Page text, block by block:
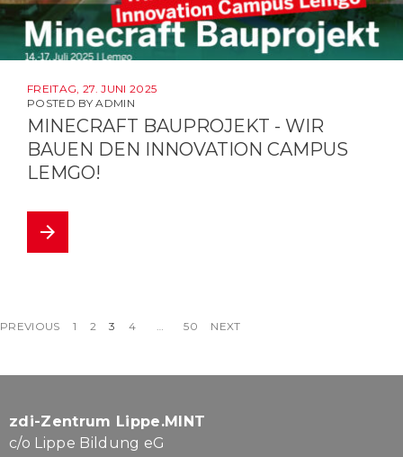
FREITAG, 27. JUNI 2025
POSTED BYADMIN
MINECRAFT BAUPROJEKT - WIR
BAUEN DEN INNOVATION CAMPUS
LEMGO!
arrow_forward
Beitragsnavigation
PREVIOUS 1 2 3 4 … 50 NEXT
zdi-Zentrum Lippe.MINT
c/o Lippe Bildung eG